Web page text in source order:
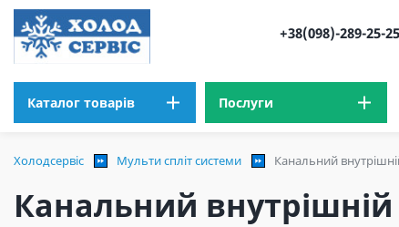
+38(098)-289-25-25
Каталог товарів Послуги
Холодсервіс Мульти спліт системи Канальний
Канальний внутрішній